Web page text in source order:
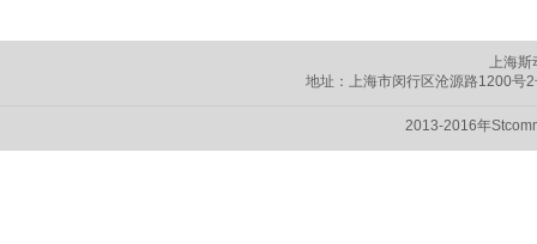
上海斯
地址：上海市闵行区沧源路1200号
2013-2016年